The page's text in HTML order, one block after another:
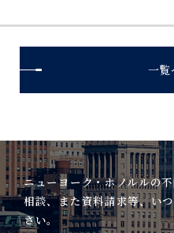
一覧
ニューヨーク・ホノルルの
相談、また資料請求等、い
さい。